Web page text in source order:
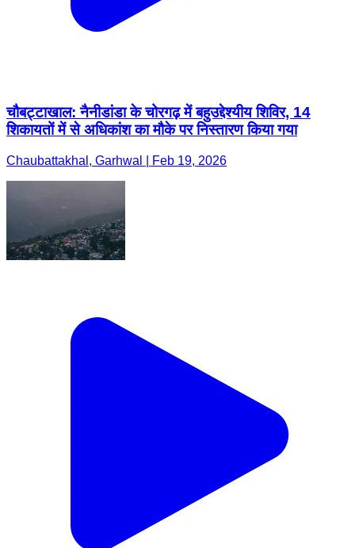
चौबट्टाखाल: नैनीडांडा के चोरगढ़ में बहुउद्देश्यीय शिविर, 14
शिकायतों में से अधिकांश का मौके पर निस्तारण किया गया
Chaubattakhal, Garhwal | Feb 19, 2026